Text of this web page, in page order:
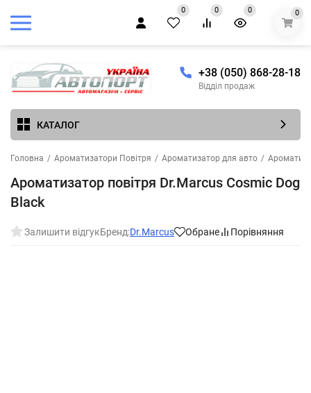
0 0 0 0
+38 (050) 868-28-18
Відділ продаж
КАТАЛОГ
Головна / Ароматизатори Повітря / Ароматизатор для авто /
Ароматизатор повітря Dr.Marcus Cosmic Dog
Black
Залишити відгукБренд:Dr.Marcus Обране Порівняння